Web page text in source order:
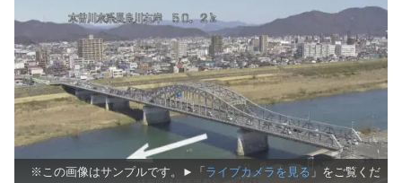
※この画像はサンプルです。►「ライブカメラを見る 」をご覧くだ